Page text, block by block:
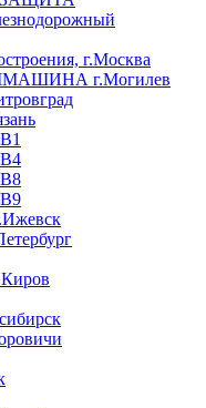
г.Москва
г.Могилев